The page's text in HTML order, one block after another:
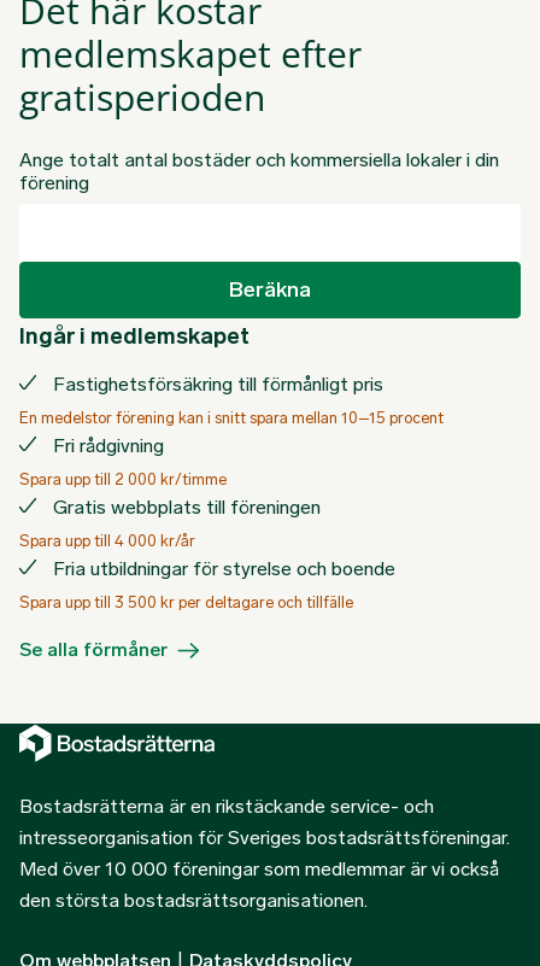
Det här kostar
medlemskapet efter
gratisperioden
Ange totalt antal bostäder och kommersiella lokaler i din
förening
Beräkna
Ingår i medlemskapet
Fastighetsförsäkring till förmånligt pris
En medelstor förening kan i snitt spara mellan 10–15 procent
Fri rådgivning
Spara upp till 2 000 kr/timme
Gratis webbplats till föreningen
Spara upp till 4 000 kr/år
Fria utbildningar för styrelse och boende
Spara upp till 3 500 kr per deltagare och tillfälle
Se alla förmåner
Bostadsrätterna är en rikstäckande service- och
intresseorganisation för Sveriges bostadsrättsföreningar.
Med över 10 000 föreningar som medlemmar är vi också
den största bostadsrättsorganisationen.
Om webbplatsen Dataskyddspolicy